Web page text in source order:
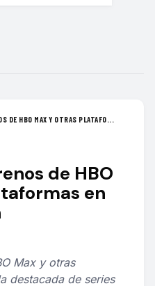
DE HBO MAX Y OTRAS PLATAFO...
de HBO
en
Max y otras
destacada de series